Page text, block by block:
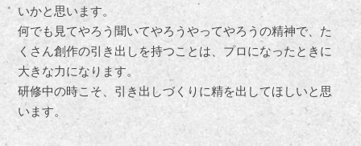
いかと思います。
何でも見てやろう聞いてやろうやってやろうの精神で、た
くさん創作の引き出しを持つことは、プロになったときに
大きな力になります。
研修中の時こそ、引き出しづくりに精を出してほしいと思
います。